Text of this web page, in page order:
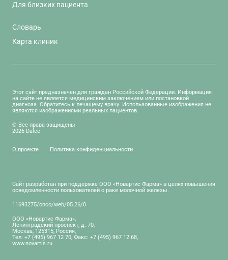
Для близких пациента
Словарь
Карта клиник
Этот сайт предназначен для граждан Российской Федерации. Информация
на сайте не является медицинским заключением или постановкой
диагноза. Обратитесь к лечащему врачу. Использованные изображения не
являются изображениями реальных пациентов.
© Все права защищены
2026 Dalee
О проекте Политика конфиденциальности
Сайт разработан при поддержке ООО «Новартис Фарма» в целях повышения
осведомленности пользователей о раке молочной железы.
11693275/onco/web/05.26/0
ООО «Новартис Фарма»,
Ленинградский проспект, д. 70,
Москва, 125315, Россия,
Тел: +7 (495) 967 12 70, Факс: +7 (495) 967 12 68,
www.novartis.ru